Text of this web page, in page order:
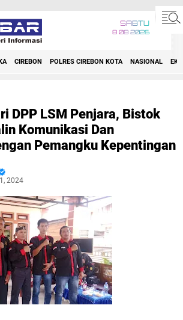
SABTU
8 08 2026
CIREBON POLRES CIREBON KOTA NASIONAL
DPP LSM Penjara, Bistok
Komunikasi Dan
Pemangku Kepentingan
2024